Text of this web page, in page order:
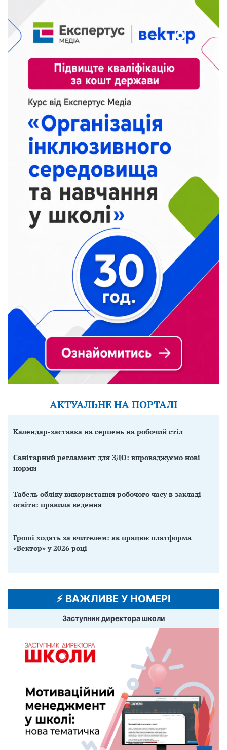
АКТУАЛЬНЕ НА ПОРТАЛІ
Календар-заставка на серпень на робочий стіл
Санітарний регламент для ЗДО: впроваджуємо нові
норми
Табель обліку використання робочого часу в закладі
освіти: правила ведення
Гроші ходять за вчителем: як працює платформа
«Вектор» у 2026 році
⚡️ ВАЖЛИВЕ У НОМЕРІ
Заступник директора школи